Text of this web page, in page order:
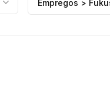
Empregos >